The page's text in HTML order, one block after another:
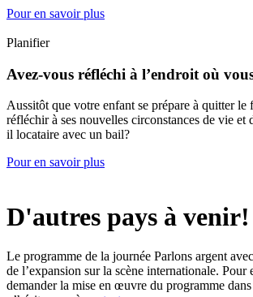
Pour en savoir plus
Planifier
Avez-vous réfléchi à l’endroit où
Aussitôt que votre enfant se prépare à quitter
réfléchir à ses nouvelles circonstances de vie et
il locataire avec un bail?
Pour en savoir plus
D'autres pays à venir!
Le programme de la journée Parlons argent
de l’expansion sur la scène internationale. Pour
demander la mise en œuvre du programme